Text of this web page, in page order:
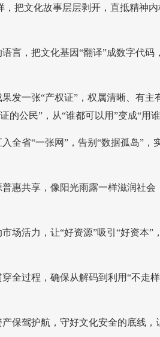
，把文化故事层层剥开，直抵精神
言，把文化基因“翻译”成数字代码
发一张“产权证”，权属清晰、有主
的公民”，从“谁都可以用”变成“用谁
全省“一张网”，告别“数据孤岛”，
惠共享，像阳光雨露一样滋润社
场活力，让“好资源”吸引“好资本”
全过程，确保从解码到利用“不走
保驾护航，守好文化安全的底线，